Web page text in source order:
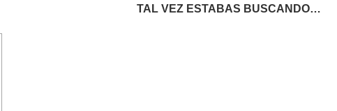
TAL VEZ ESTABAS BUSCANDO…